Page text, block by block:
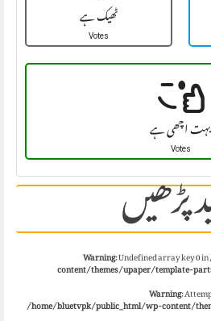
ٹھیک ہے
Votes
بہت اچھی ہے
Votes
پڑھیں Warning: Undefined array key 0 in
content/themes/upaper/template-
Warning:
/home/bluetvpk/public_html/wp-content/